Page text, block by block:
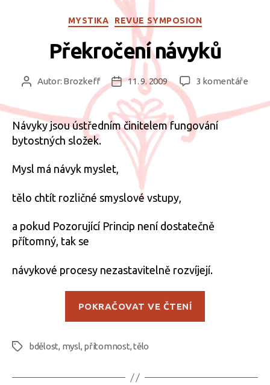
Rubriky
MYSTIKA REVUE SYMPOSION
Překročení návyků
AutorAutor: Brozkeff
Datum
příspěvku
11. 9. 2009 3 komentářeu
s
Návyky jsou ústředním činitelem fungování
bytostných složek.
Mysl má návyk myslet,
tělo chtít rozličné smyslové vstupy,
a pokud Pozorující Princip není dostatečně
přítomný, tak se
návykové procesy nezastavitelně rozvíjejí.
POKRAČOVAT VE ČTENÍ
Štítkybdělost, mysl, přítomnost,tělo